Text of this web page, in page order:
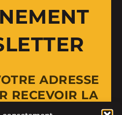
ADRESSE
RECEVOIR LA